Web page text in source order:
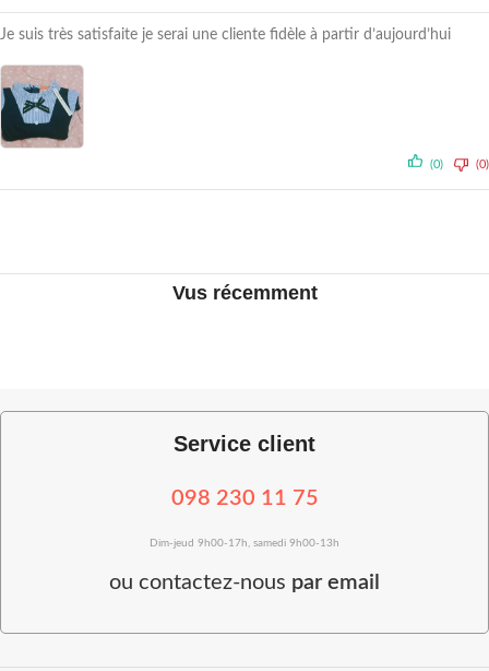
Je suis très satisfaite je serai une cliente fidèle à partir d’aujourd’hui
(0) (0)
Vus récemment
Service client
098 230 11 75
Dim-jeud 9h00-17h, samedi 9h00-13h
ou contactez-nous par email